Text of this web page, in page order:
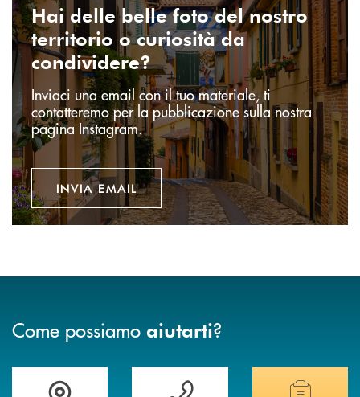
Hai delle belle foto del nostro
territorio o curiosità da
condividere?
Inviaci una email con il tuo materiale, ti
contatteremo per la pubblicazione sulla nostra
pagina Instagram.
INVIA EMAIL
Come possiamo aiutarti?
Accedi all' elenco completo delle filiali della banca.
Hai bisogno di assistenza immediata?
Hai bisogno di